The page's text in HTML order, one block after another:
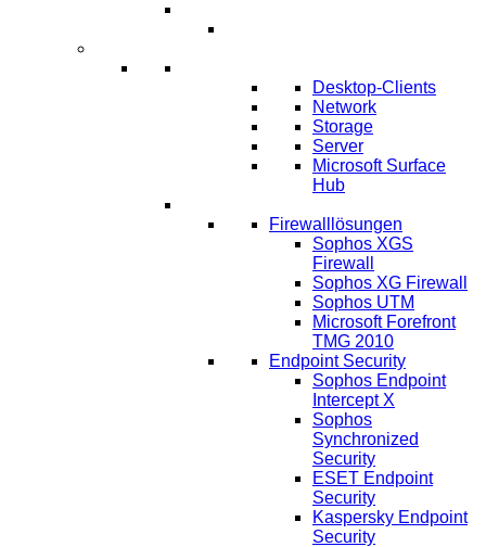
Desktop-Clients
Network
Storage
Server
Microsoft Surface
Hub
Firewalllösungen
Sophos XGS
Firewall
Sophos XG Firewall
Sophos UTM
Microsoft Forefront
TMG 2010
Endpoint Security
Sophos Endpoint
Intercept X
Sophos
Synchronized
Security
ESET Endpoint
Security
Kaspersky Endpoint
Security